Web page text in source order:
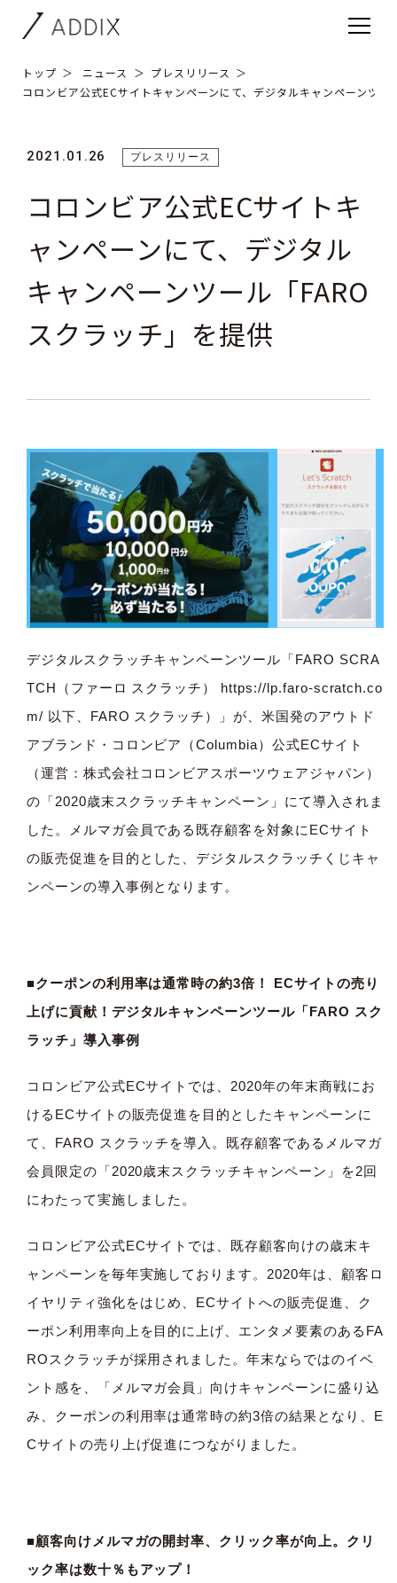
トップ ニュース
プレスリリース
コロンビア公式ECサイトキャンペーンにて、デジタルキャンペーンツー
2021.01.26 プレスリリース
コロンビア公式ECサイトキ
ャンペーンにて、デジタル
キャンペーンツール「FARO
スクラッチ」を提供
デジタルスクラッチキャンペーンツール「FARO SCRA
TCH（ファーロ スクラッチ） https://lp.faro-scratch.co
m/ 以下、FARO スクラッチ）」が、米国発のアウトド
アブランド・コロンビア（Columbia）公式ECサイト
（運営：株式会社コロンビアスポーツウェアジャパン）
の「2020歳末スクラッチキャンペーン」にて導入されま
した。メルマガ会員である既存顧客を対象にECサイト
の販売促進を目的とした、デジタルスクラッチくじキャ
ンペーンの導入事例となります。
■クーポンの利用率は通常時の約3倍！ ECサイトの売り
上げに貢献！デジタルキャンペーンツール「FARO スク
ラッチ」導入事例
コロンビア公式ECサイトでは、2020年の年末商戦にお
けるECサイトの販売促進を目的としたキャンペーンに
て、FARO スクラッチを導入。既存顧客であるメルマガ
会員限定の「2020歳末スクラッチキャンペーン」を2回
にわたって実施しました。
コロンビア公式ECサイトでは、既存顧客向けの歳末キ
ャンペーンを毎年実施しております。2020年は、顧客ロ
イヤリティ強化をはじめ、ECサイトへの販売促進、ク
ーポン利用率向上を目的に上げ、エンタメ要素のあるFA
ROスクラッチが採用されました。年末ならではのイベ
ント感を、「メルマガ会員」向けキャンペーンに盛り込
み、クーポンの利用率は通常時の約3倍の結果となり、E
Cサイトの売り上げ促進につながりました。
■顧客向けメルマガの開封率、クリック率が向上。クリ
ック率は数十％もアップ！